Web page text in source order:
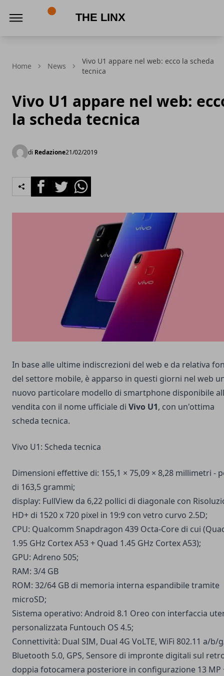
Home News
Vivo U1 appare nel web: ecco la scheda
tecnica
Vivo U1 appare nel web:
la scheda tecnica
di Redazione21/02/2019
FacebookTwitterWhatsapp
In base alle ultime indiscrezioni del web e da relativa
del settore mobile, è apparso in questi giorni nel web
nuovo particolare modello di smartphone disponibile
vendita con il nome ufficiale di Vivo U1, con un'ottima
scheda tecnica.
Vivo U1: Scheda tecnica
Dimensioni effettive di: 155,1 × 75,09 × 8,28 millimetri -
di 163,5 grammi;
display: FullView da 6,22 pollici di diagonale con
HD+ di 1520 x 720 pixel in 19:9 con vetro curvo 2.5D;
CPU: Qualcomm Snapdragon 439 Octa-Core di cui
1.95 GHz Cortex A53 + Quad 1.45 GHz Cortex A53);
GPU: Adreno 505;
RAM: 3/4 GB
ROM: 32/64 GB di memoria interna espandibile tramite
microSD;
Sistema operativo: Android 8.1 Oreo con interfaccia
personalizzata Funtouch OS 4.5;
Connettività: Dual SIM, Dual 4G VoLTE, WiFi 802.11 a/b/
Bluetooth 5.0, GPS, Sensore di impronte digitali sul
doppia fotocamera posteriore in configurazione 13 MP